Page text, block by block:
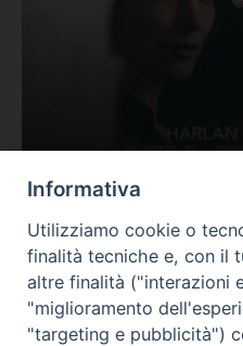
Valutazione
Complesso, Problematico
Tematica: Amore-
Informativa
Utilizziamo cookie o
finalità tecniche e, con il
altre finalità ("interazioni
"miglioramento
"targeting e pubblicità")